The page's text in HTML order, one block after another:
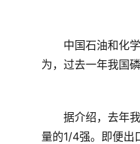
中国石油和化学
为，过去一年我国
据介绍，去年我
量的1/4强。即便出